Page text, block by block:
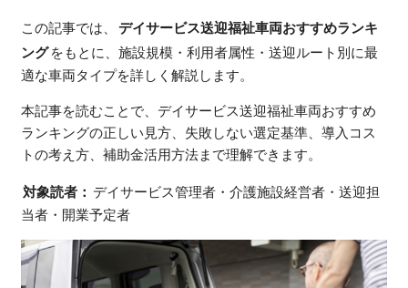
この記事では、
デイサービス送迎福祉車両おすすめランキ
ング をもとに、施設規模・利用者属性・送迎ルート別に最
適な車両タイプを詳しく解説します。
本記事を読むことで、デイサービス送迎福祉車両おすすめ
ランキングの正しい見方、失敗しない選定基準、導入コス
トの考え方、補助金活用方法まで理解できます。
対象読者： デイサービス管理者・介護施設経営者・送迎担
当者・開業予定者